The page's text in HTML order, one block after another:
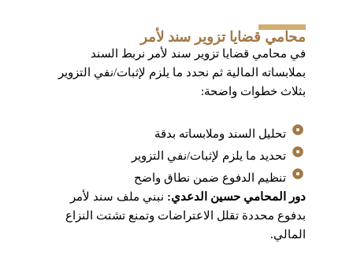
محامي قضايا تزوير سند لأمر
في محامي قضايا تزوير سند لأمر نربط السند
بملابساته المالية ثم نحدد ما يلزم لإثبات/نفي التزوير
بثلاث خطوات واضحة:
تحليل السند وملابساته بدقة
تحديد ما يلزم لإثبات/نفي التزوير
تنظيم الدفوع ضمن نطاق واضح
دور المحامي حسين الدعدي: نبني ملف سند لأمر
بدفوع محددة تقلل الاعتراضات وتمنع تشتت النزاع
المالي.